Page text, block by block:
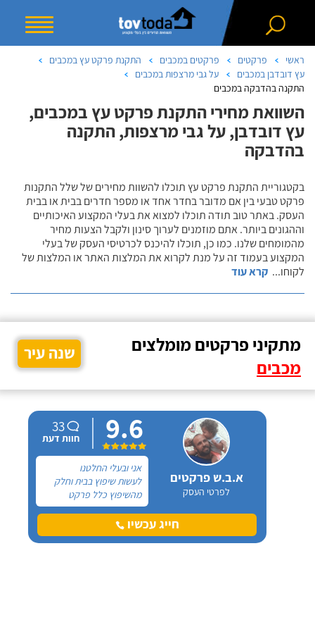
ראשי פרקטים פרקטים במכבים
התקנת פרקט עץ במכבים
עץ דובדבן במכבים
על גבי מרצפות במכבים
התקנה בהדבקה במכבים
השוואת מחירי התקנת פרקט עץ במכבים,
עץ דובדבן, על גבי מרצפות, התקנה
בהדבקה
בקטגוריית התקנת פרקט עץ תוכלו להשוות מחירים של שלל התקנות
פרקט טבעי בין אם מדובר בחדר אחד או מספר חדרים בבית או בבית
העסק. באתר טוב תודה תוכלו למצוא את בעלי המקצוע האיכותיים
וההגונים ביותר. אתם מוזמנים לערוך סינון ולקבל הצעות מחיר
מהמומחים שלנו. כמו כן, תוכלו להיכנס לכרטיסי העסק של בעלי
המקצוע בעמוד זה על מנת לקרוא את המלצות האתר או המלצות של
לקוחו... קרא עוד
מתקיני פרקטים מומלצים
מכבים
שנה עיר
א.ב.ש פרקטים
לפרטי העסק
9.6
33
חוות דעת
אני ובעלי החלטנו
לעשות שיפוץ בבית וחלק
מהשיפוץ כלל פרקט
למינציה שיותקן מעל
הריצוף (הישן) הקיים. קנינו
את הפרקט מחנות חיצונית
חייג עכשיו